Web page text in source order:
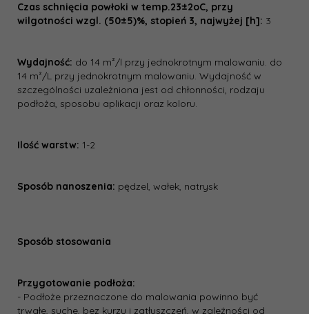
Czas schnięcia powłoki w temp.23±2oC, przy
wilgotności wzgl. (50±5)%, stopień 3, najwyżej [h]: 3
Wydajność: do 14 m²/l przy jednokrotnym malowaniu. do
14 m²/L przy jednokrotnym malowaniu. Wydajność w
szczególności uzależniona jest od chłonności, rodzaju
podłoża, sposobu aplikacji oraz koloru.
Ilość warstw: 1-2
Sposób nanoszenia: pędzel, wałek, natrysk
Sposób stosowania
Przygotowanie podłoża:
- Podłoże przeznaczone do malowania powinno być
trwałe, suche, bez kurzu i zatłuszczeń, w zależności od